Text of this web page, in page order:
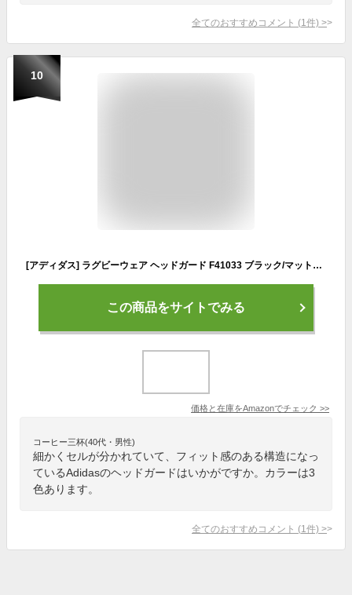
全てのおすすめコメント (1 件) >
10
[アディダス] ラグビーウェア ヘッドガード F41033 ブラック/マットシルバー 日本 S-(日本サイズS相当)
この商品をサイトでみる
価格と在庫をAmazonでチェック >>
コーヒー三杯(40代・男性)
細かくセルが分かれていて、フィット感のある構造になっ
ているAdidasのヘッドガードはいかがですか。カラーは3
色あります。
全てのおすすめコメント (1 件) >